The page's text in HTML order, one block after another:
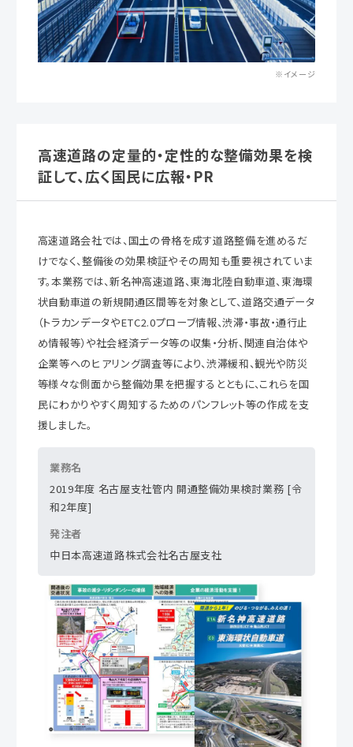
※イメージ
高速道路の定量的・定性的な整備効果を検
証して、広く国民に広報・PR
高速道路会社では、国土の骨格を成す道路整備を進めるだ
けでなく、整備後の効果検証やその周知も重要視されていま
す。本業務では、新名神高速道路、東海北陸自動車道、東海環
状自動車道の新規開通区間等を対象として、道路交通データ
（トラカンデータやETC2.0プローブ情報、渋滞・事故・通行止
め情報等）や社会経済データ等の収集・分析、関連自治体や
企業等へのヒアリング調査等により、渋滞緩和、観光や防災
等様々な側面から整備効果を把握するとともに、これらを国
民にわかりやすく周知するためのパンフレット等の作成を支
援しました。
業務名
2019年度 名古屋支社管内 開通整備効果検討業務 [令
和2年度]
発注者
中日本高速道路株式会社名古屋支社